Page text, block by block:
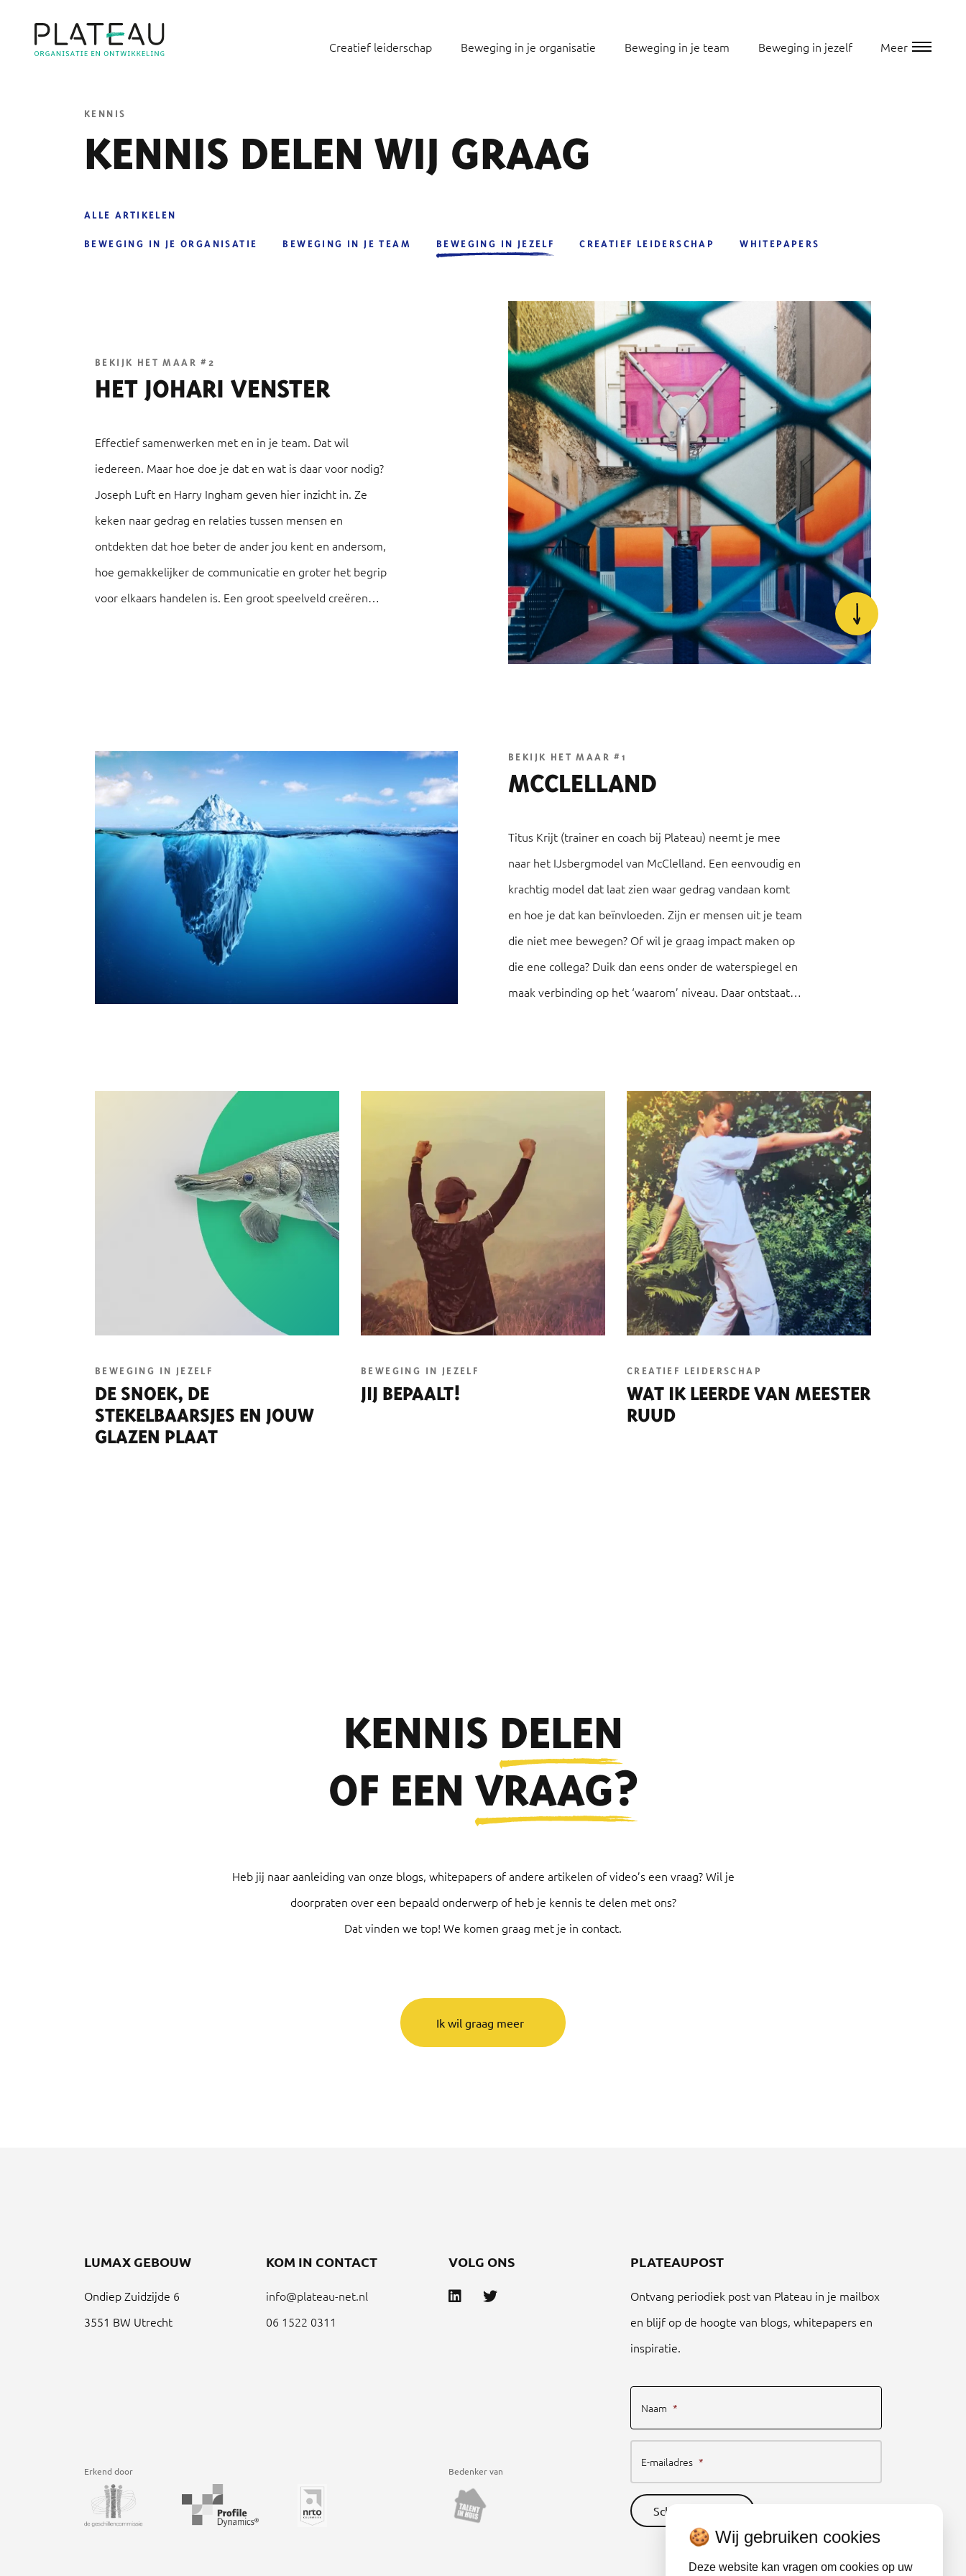
Creatief leiderschap Beweging in je organisatie Beweging in je team Beweging in jezelf Meer
KENNIS
KENNIS DELEN WIJ GRAAG
ALLE ARTIKELEN
BEWEGING IN JE ORGANISATIE BEWEGING IN JE TEAM BEWEGING IN JEZELF CREATIEF LEIDERSCHAP WHITEPAPERS
BEKIJK HET MAAR #2
HET JOHARI VENSTER
Effectief samenwerken met en in je team. Dat wil
iedereen. Maar hoe doe je dat en wat is daar voor nodig?
Joseph Luft en Harry Ingham geven hier inzicht in. Ze
keken naar gedrag en relaties tussen mensen en
ontdekten dat hoe beter de ander jou kent en andersom,
hoe gemakkelijker de communicatie en groter het begrip
voor elkaars handelen is. Een groot speelveld creëren
BEKIJK HET MAAR #1
MCCLELLAND
Titus Krijt (trainer en coach bij Plateau) neemt je mee
naar het IJsbergmodel van McClelland. Een eenvoudig en
krachtig model dat laat zien waar gedrag vandaan komt
en hoe je dat kan beïnvloeden. Zijn er mensen uit je team
die niet mee bewegen? Of wil je graag impact maken op
die ene collega? Duik dan eens onder de waterspiegel en
maak verbinding op het ‘waarom’ niveau. Daar ontstaat
BEWEGING IN JEZELF
DE SNOEK, DE
STEKELBAARSJES EN JOUW
GLAZEN PLAAT
BEWEGING IN JEZELF
JIJ BEPAALT!
CREATIEF LEIDERSCHAP
WAT IK LEERDE VAN MEESTER
RUUD
KENNIS DELEN
OF EEN VRAAG?
Heb jij naar aanleiding van onze blogs, whitepapers of andere artikelen of video’s een vraag? Wil je
doorpraten over een bepaald onderwerp of heb je kennis te delen met ons?
Dat vinden we top! We komen graag met je in contact.
Ik wil graag meer
LUMAX GEBOUW
Ondiep Zuidzijde 6
3551 BW Utrecht
KOM IN CONTACT
info@plateau-net.nl
06 1522 0311
VOLG ONS
Erkend door Bedenker van
PLATEAUPOST
Ontvang periodiek post van Plateau in je mailbox
en blijf op de hoogte van blogs, whitepapers en
inspiratie.
Naam *
E-mailadres *
Schrijf je nu in
🍪 Wij gebruiken cookies
Deze website kan vragen om cookies op uw